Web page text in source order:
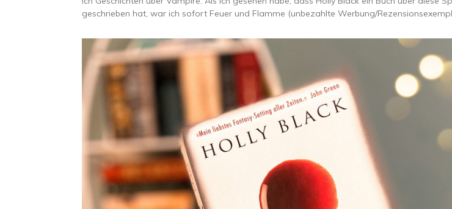
geschrieben hat, war ich sofort Feuer und Flamme (unbezahlte Werbung/